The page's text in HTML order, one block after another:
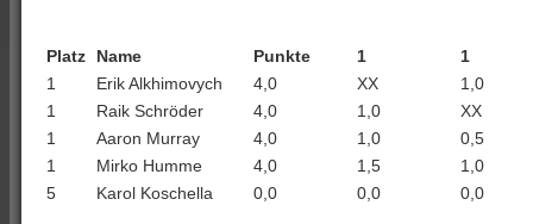
Platz Name Punkte 1
1
1
Erik Alkhimovych 4,0 XX
1,0
1
Raik Schröder 4,0 1,0
XX
1
Aaron Murray 4,0 1,0
0,5
1
Mirko Humme 4,0 1,5
1,0
5
Karol Koschella 0,0 0,0 0,0